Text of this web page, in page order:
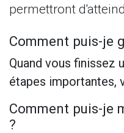
permettront
Comment puis-je
Quand vous finissez
étapes importantes,
Comment puis-je
?